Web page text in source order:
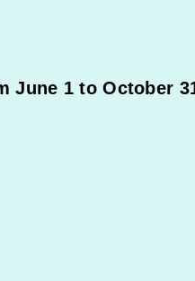
June 1 to October